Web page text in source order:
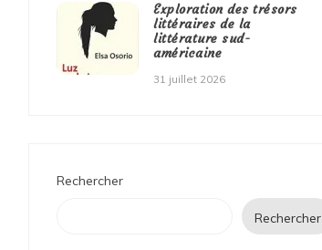
Exploration des trésors
littéraires de la
littérature sud-
américaine
31 juillet 2026
Rechercher
Rechercher